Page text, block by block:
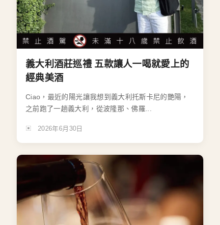
義大利酒莊巡禮 五款讓人一喝就愛上的
經典美酒
Ciao，最近的陽光讓我想到義大利托斯卡尼的艷陽，
之前跑了一趟義大利，從波隆那、佛羅...
2026年6月30日